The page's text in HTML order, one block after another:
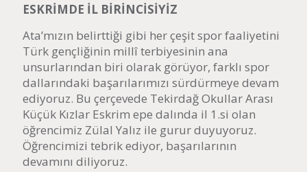
ESKRİMDE İL BİRİNCİSİYİZ
Ata’mızın belirttiği gibi her çeşit spor faaliyetini
Türk gençliğinin millî terbiyesinin ana
unsurlarından biri olarak görüyor, farklı spor
dallarındaki başarılarımızı sürdürmeye devam
ediyoruz. Bu çerçevede Tekirdağ Okullar Arası
Küçük Kızlar Eskrim epe dalında il 1.si olan
öğrencimiz Zülal Yalız ile gurur duyuyoruz.
Öğrencimizi tebrik ediyor, başarılarının
devamını diliyoruz.